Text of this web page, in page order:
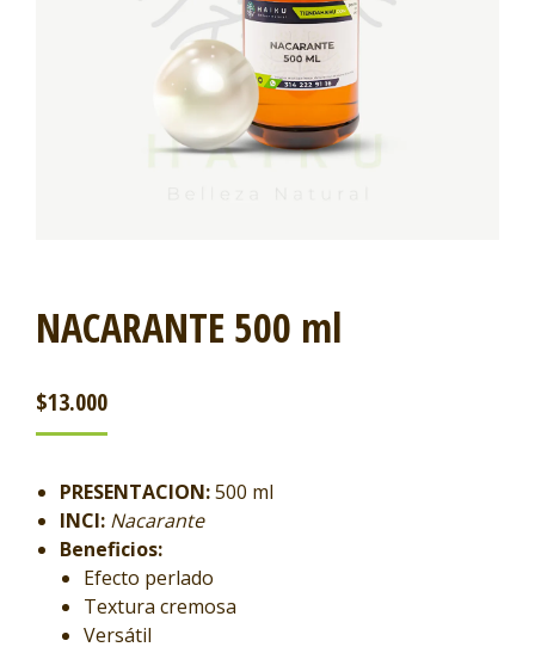
NACARANTE 500 ml
$13.000
PRESENTACION:500 ml
INCI: Nacarante
Beneficios:
Efecto perlado
Textura cremosa
Versátil